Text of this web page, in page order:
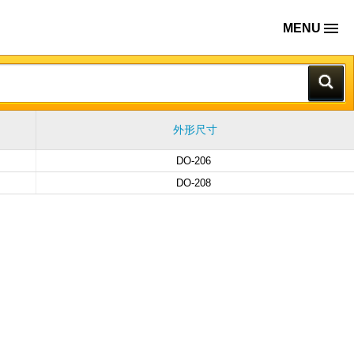
MENU
外形尺寸
DO-206
DO-208